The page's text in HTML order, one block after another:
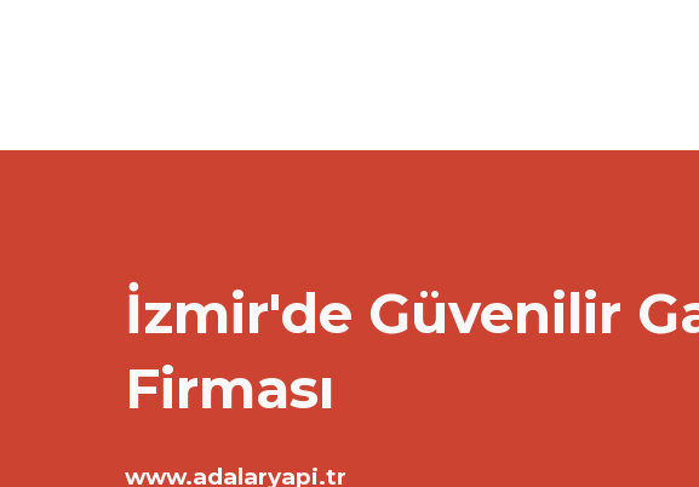
İzmir'de Güvenilir
Firması
www.adalaryapi.tr